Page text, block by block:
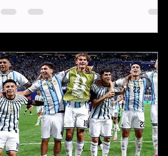
informações foram confirmadas nesta
logo após o apito final, que confirmou o
segundo título mundial da Espanha. O
gol da vitória foi marcado por Ferran
Torres, já na prorrogação. Depois do fim
do jogo, o meia argentino Leandro
Paredes se envolveu em uma discus